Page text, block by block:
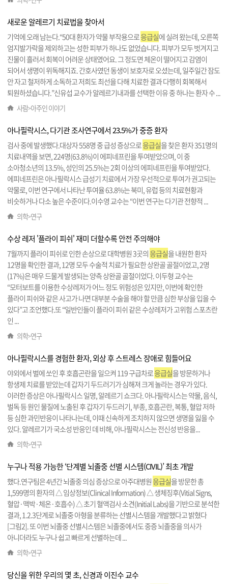
새로운 알레르기 치료법을 찾아서
기억에 오래 남는다.“50대 환자가 약물 부작용으로응급실에 실려 왔는데, 오른쪽
엄지발가락을 제외하고는 성한 피부가 하나도 없었습니다. 피부가 모두 벗겨지고
진물이 흘러서 회복이 어려운 상태였어요. 그 정도면 체온이 떨어지고 감염이
되어서 생명이 위독해지죠. 간호사였던 동생이 보호자로 오셨는데, 일주일간 잠도
안 자고 철저하게 소독하고 저희도 최선을 다해 치료한 결과 다행히 회복해서
퇴원하셨습니다.”신유섭 교수가 알레르기내과를 선택한 이유 중 하나는 환자 수 ...
사람>아주인 이야기
아나필락시스, 다기관 조사연구에서 23.5%가 중증 환자
검사 중에 발생했다.대상자 558명 중 급성 증상으로응급실을 찾은 환자 351명의
치료내역을 보면, 224명(63.8%)이 에피네프린을 투여받았으며, 이 중
소아청소년의 13.5%, 성인의 25.5%는 2회 이상의 에피네프린을 투여받았다.
에피네프린은 아나필락시스 급성기 치료에서 가장 우선적으로 투여가 권고되는
약물로, 이번 연구에서 나타난 투여율 63.8%는 북미, 유럽 등의 치료현황과
비슷하거나 다소 높은 수준이다.이수영 교수는 “이번 연구는 다기관 전향적 ...
의학>연구
수상 레저 '플라이 피쉬' 재미 더할수록 안전 주의해야
7월까지 플라이 피쉬로 인한 손상으로 대학병원 3곳의응급실을 내원한 환자
12명을 확인한 결과, 12명 모두 수술적 치료가 필요한 상완골 골절이었고, 2명
(17%)은 매우 드물게 발생되는 양측 상완골 골절이었다. 이두형 교수는
“모터보트를 이용한 수상레저가 어느 정도 위험성은 있지만, 이번에 확인한
플라이 피쉬와 같은 사고가 나면 대부분 수술을 해야 할 만큼 심한 부상을 입을 수
있다”고 조언했다.또 “일반인들이 플라이 피쉬 같은 수상레저가 고위험 스포츠란
인 ...
의학>연구
아나필락시스를 경험한 환자, 외상 후 스트레스 장애로 힘들어요
야외에서 벌에 쏘인 후 호흡곤란을 일으켜 119 구급차로응급실을 방문하거나
항생제 치료를 받았는데 갑자기 두드러기가 심해져 크게 놀라는 경우가 있다.
이러한 증상은 아나필락시스 일명, 알레르기 쇼크다. 아나필락시스는 약물, 음식,
벌독 등 원인 물질에 노출된 후 갑자기 두드러기, 부종, 호흡곤란, 복통, 혈압 저하
등 심한 과민반응이 나타나는데, 이때 신속하게 조치하지 않으면 생명을 잃을 수
있다. 알레르기가 국소성 반응인 데 비해, 아나필락시스는 전신성 반응을...
의학>연구
누구나 적용 가능한 ‘단계별 뇌졸중 선별 시스템(CIVIL)’ 최초 개발
했다.연구팀은 4년간 뇌졸중 의심 증상으로 아주대병원응급실을 방문한 총
1,599명의 환자의 △ 임상정보(Clinical Information) △ 생체징후(Vitial Signs,
혈압·맥박·체온·호흡수) △ 초기 혈액검사 소견(Initial Labs)을 기반으로 분석한
결과, 1.2.3단계로 뇌졸중 아형을 분류하는 선별시스템을 개발했다고 밝혔다
[그림2]. 또 이번 뇌졸중 선별시스템은 뇌졸중에서도 중증 뇌졸중을 의사가
아니더라도 누구나 쉽고 빠르게 선별하는데 ...
의학>연구
당신을 위한 우리의 몇 초, 신경과 이진수 교수